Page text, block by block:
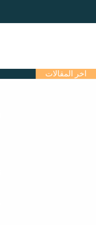
اخر المقالات